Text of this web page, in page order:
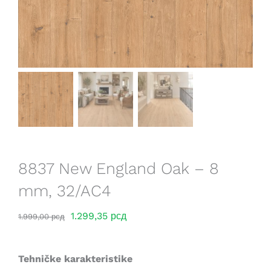
Saveti
Lokacije
8837 New England Oak – 8
mm, 32/AC4
1.999,00рсд
Оригинална
била:
1.299,35 рсд
1.299,35 рсд.
Tehničke karakteristike